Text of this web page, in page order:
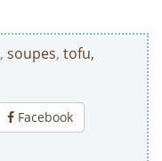
, soupes, tofu,
Facebook